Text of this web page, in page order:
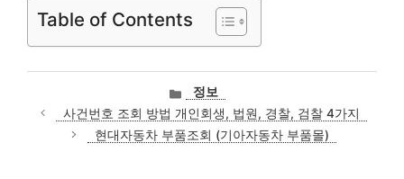
Table of Contents
카
테
고
리
정보
사건번호 조회 방법 개인회생, 법원, 경찰, 검찰 4가지
현대자동차 부품조회 (기아자동차 부품몰)